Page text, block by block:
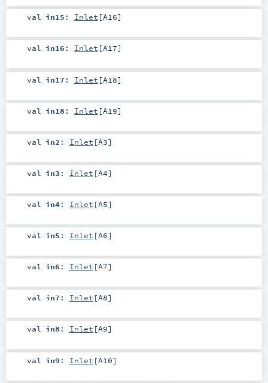
val in15 : Inlet [A16]
val in16 : Inlet [A17]
val in17 : Inlet [A18]
val in18 : Inlet [A19]
val in2 : Inlet [A3]
val in3 : Inlet [A4]
val in4: Inlet [A5]
val in5 : Inlet [A6]
val in6 : Inlet [A7]
val in7 : Inlet [A8]
val in8 : Inlet [A9]
val in9 : Inlet [A10]